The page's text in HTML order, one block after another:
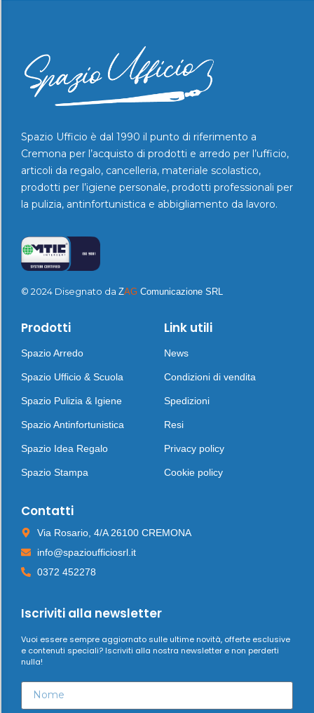
Spazio Ufficio è dal 1990 il punto di riferimento a
Cremona per l’acquisto di prodotti e arredo per l’ufficio,
articoli da regalo, cancelleria, materiale scolastico,
prodotti per l’igiene personale, prodotti professionali per
la pulizia, antinfortunistica e abbigliamento da lavoro.
© 2024 Disegnato da ZAG Comunicazione SRL
Prodotti
Spazio Arredo
Spazio Ufficio & Scuola
Spazio Pulizia & Igiene
Spazio Antinfortunistica
Spazio Idea Regalo
Spazio Stampa
Link utili
News
Condizioni di vendita
Spedizioni
Resi
Privacy policy
Cookie policy
Contatti
Via Rosario, 4/A 26100 CREMONA
info@spazioufficiosrl.it
0372 452278
Iscriviti alla newsletter
Vuoi essere sempre aggiornato sulle ultime novità, offerte esclusive
e contenuti speciali? Iscriviti alla nostra newsletter e non perderti
nulla!